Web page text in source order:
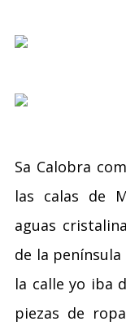
Sa Calobra
las calas de
aguas
de la
la calle yo iba
piezas de